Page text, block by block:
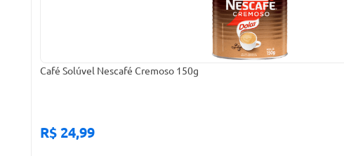
Café Solúvel Nescafé Cremoso 150g
R$ 24,99